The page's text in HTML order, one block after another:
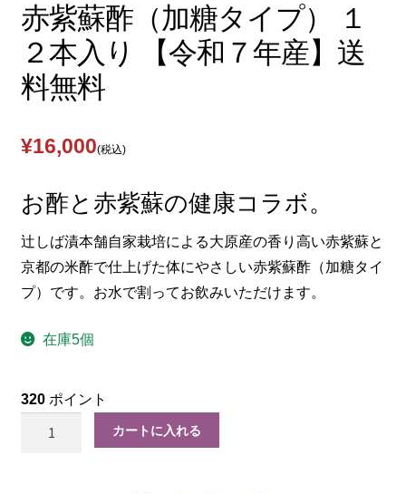
赤紫蘇酢（加糖タイプ） １
２本入り 【令和７年産】送
料無料
¥16,000
お酢と赤紫蘇の健康コラボ。
辻しば漬本舗自家栽培による大原産の香り高い赤紫蘇と
京都の米酢で仕上げた体にやさしい赤紫蘇酢（加糖タイ
プ）です。お水で割ってお飲みいただけます。
在庫5個
320ポイント
カートに入れる